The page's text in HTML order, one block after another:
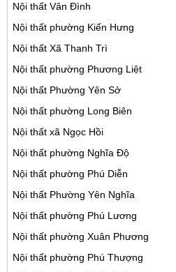
Nội thất Vân Đình
Nội thất phường Kiến Hưng
Nội thất Xã Thanh Trì
Nội thất phường Phương Liệt
Nội thất Phường Yên Sở
Nội thất phường Long Biên
Nội thất xã Ngọc Hồi
Nội thất phường Nghĩa Độ
Nội thất phường Phú Diễn
Nội thất Phường Yên Nghĩa
Nội thất phường Phú Lương
Nội thất phường Xuân Phương
Nội thất phường Phú Thượng